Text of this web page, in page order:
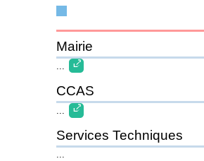
Mairie
CCAS
Services Techniques
...